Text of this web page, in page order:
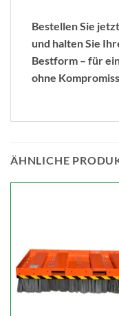
Bestellen Sie
und halten Sie
Bestform – für
ohne
ÄHNLICHE